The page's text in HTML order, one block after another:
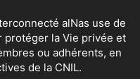
alNas use de
protéger la Vie privée et
ou adhérents, en
de la CNIL.